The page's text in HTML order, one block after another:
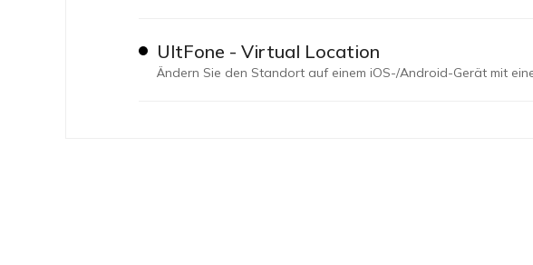
UltFone - Virtual Location
Ändern Sie den Standort auf einem iOS-/Android-Gerät mit